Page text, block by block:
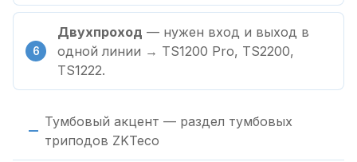
Двухпроход — нужен вход и выход в
одной линии → TS1200 Pro, TS2200,
TS1222.
Тумбовый акцент — раздел тумбовых
триподов ZKTeco